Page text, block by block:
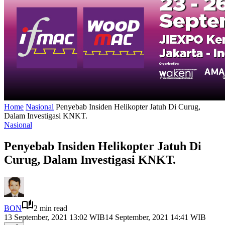
Home Nasional Penyebab Insiden Helikopter Jatuh Di Curug,
Dalam Investigasi KNKT.
Nasional
Penyebab Insiden Helikopter Jatuh Di
Curug, Dalam Investigasi KNKT.
BON
2 min read
13 September, 2021 13:02 WIB14 September, 2021 14:41 WIB